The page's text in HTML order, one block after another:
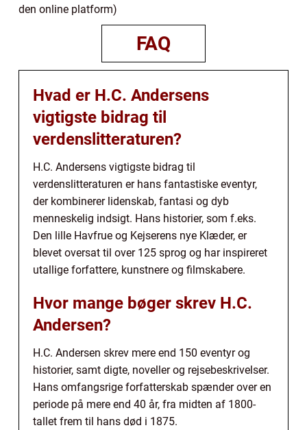
den online platform)
FAQ
Hvad er H.C. Andersens
vigtigste bidrag til
verdenslitteraturen?
H.C. Andersens vigtigste bidrag til
verdenslitteraturen er hans fantastiske eventyr,
der kombinerer lidenskab, fantasi og dyb
menneskelig indsigt. Hans historier, som f.eks.
Den lille Havfrue og Kejserens nye Klæder, er
blevet oversat til over 125 sprog og har inspireret
utallige forfattere, kunstnere og filmskabere.
Hvor mange bøger skrev H.C.
Andersen?
H.C. Andersen skrev mere end 150 eventyr og
historier, samt digte, noveller og rejsebeskrivelser.
Hans omfangsrige forfatterskab spænder over en
periode på mere end 40 år, fra midten af 1800-
tallet frem til hans død i 1875.